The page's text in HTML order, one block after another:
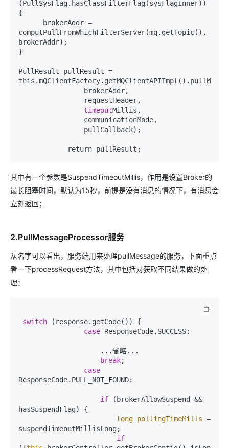
(PullSysFlag.hasClassFilterFlag(sysFlagInner))
{
computPullFromWhichFilterServer(mq.getTopic(),
brokerAddr);
}
PullResult pullResult =
timeoutMillis,
其中有一个参数是SuspendTimeoutMillis，作用是设置Broker的
最长阻塞时间，默认为15秒，前提是没有消息的情况下，有消息会
立刻返回；
2.PullMessageProcessor服务
从名字可以看出，服务端用来处理pullMessage的服务，下面重点
看一下processRequest方法，其中包括对获取不同结果做的处
理：
switch (response.getCode()) {
case ResponseCode.SUCCESS:
break;
case
ResponseCode.PULL_NOT_FOUND:
if (brokerAllowSuspend &&
hasSuspendFlag) {
long pollingTimeMills =
suspendTimeoutMillisLong;
if